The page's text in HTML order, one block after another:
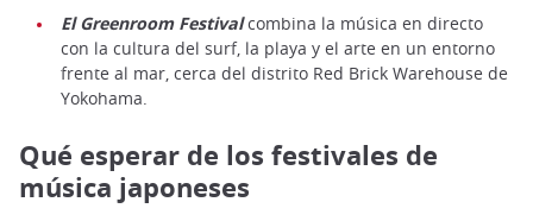
El Greenroom Festivalcombina la música en directo
con la cultura del surf, la playa y el arte en un entorno
frente al mar, cerca del distrito Red Brick Warehouse de
Yokohama.
Qué esperar de los festivales de
música japoneses